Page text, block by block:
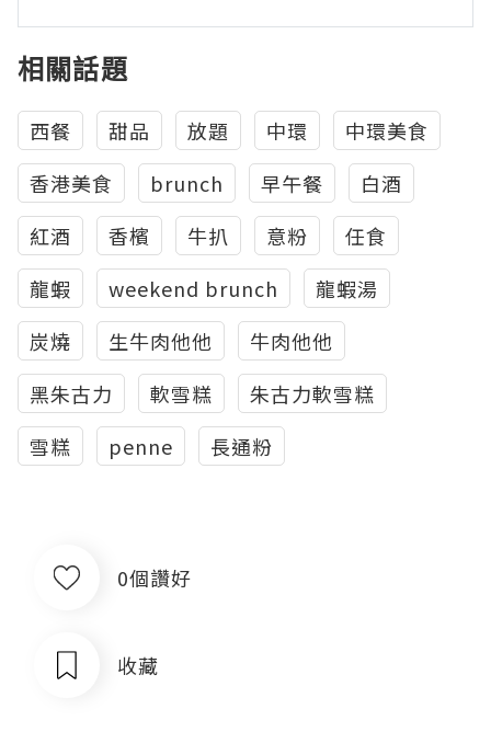
相關話題
西餐 甜品 放題 中環
中環美食
香港美食
brunch 早午餐
白酒
紅酒
香檳 牛扒 意粉
任食
龍蝦
weekend brunch
龍蝦湯
炭燒
生牛肉他他
牛肉他他
黑朱古力
軟雪糕
朱古力軟雪糕
雪糕
penne 長通粉
0個讚好
收藏